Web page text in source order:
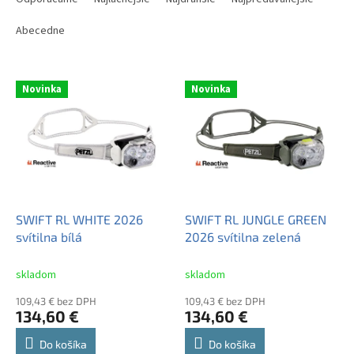
p
Abecedne
V Novinka
SWIFT RL WHITE 2026
svítilna bílá
skladom
109,43 € bez DPH
134,60 €
Do košíka
Novinka
SWIFT RL JUNGLE GREEN
2026 svítilna zelená
skladom
109,43 € bez DPH
134,60 €
Do košíka